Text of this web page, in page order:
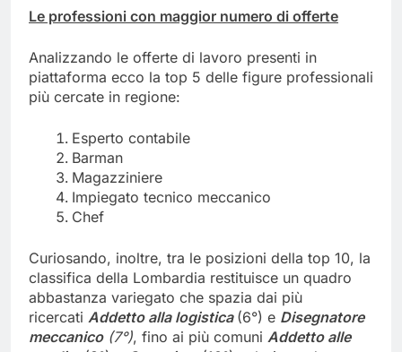
Le professioni con maggior numero di offerte
Analizzando le offerte di lavoro presenti in
piattaforma ecco la top 5 delle figure professionali
più cercate in regione:
Esperto contabile
Barman
Magazziniere
Impiegato tecnico meccanico
Chef
Curiosando, inoltre, tra le posizioni della top 10, la
classifica della Lombardia restituisce un quadro
abbastanza variegato che spazia dai più
ricercati Addetto alla logistica (6°) e Disegnatore
meccanico(7°), fino ai più comuni Addetto alle